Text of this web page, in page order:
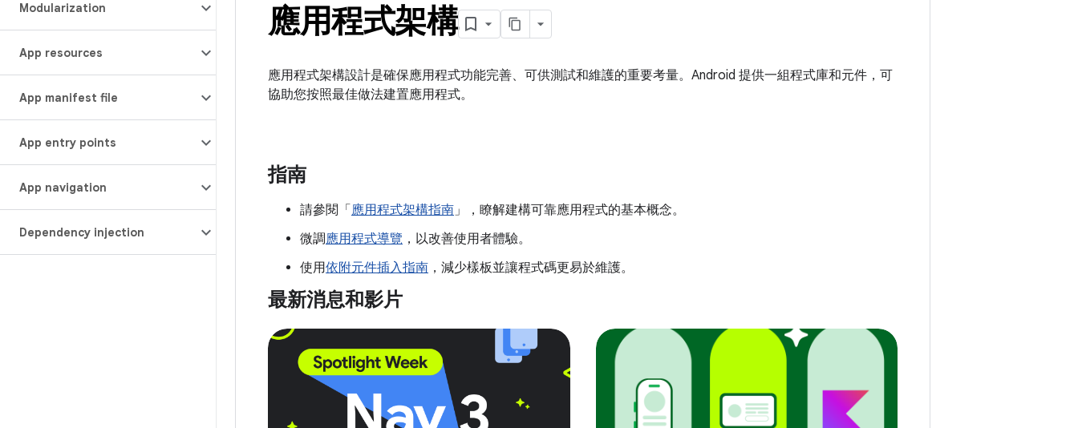
Modularization
App resources
App manifest file
App entry points
App navigation
Dependency injection
應用程式架構
應用程式架構設計是確保應用程式功能完善、可供測試和維護的重要考量。Android 提供一組程式庫和元件，可
協助您按照最佳做法建置應用程式。
指南
請參閱「 應用程式架構指南」，瞭解建構可靠應用程式的基本概念。
微調應用程式導覽 ，以改善使用者體驗。
使用依附元件插入指南 ，減少樣板並讓程式碼更易於維護。
最新消息和影片